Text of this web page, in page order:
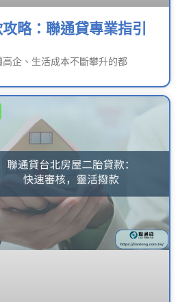
略：聯通貸專業指引
企、生活成本不斷攀升的都